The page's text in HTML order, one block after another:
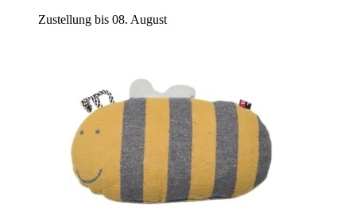
Zustellung bis 08. August